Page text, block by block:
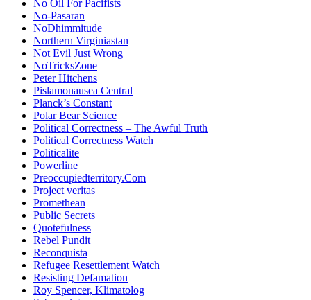
No Oil For Pacifists
No-Pasaran
NoDhimmitude
Northern Virginiastan
Not Evil Just Wrong
NoTricksZone
Peter Hitchens
Pislamonausea Central
Planck’s Constant
Polar Bear Science
Political Correctness – The Awful Truth
Political Correctness Watch
Politicalite
Powerline
Preoccupiedterritory.Com
Project veritas
Promethean
Public Secrets
Quotefulness
Rebel Pundit
Reconquista
Refugee Resettlement Watch
Resisting Defamation
Roy Spencer, Klimatolog